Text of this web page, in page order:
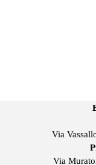
Via
Via